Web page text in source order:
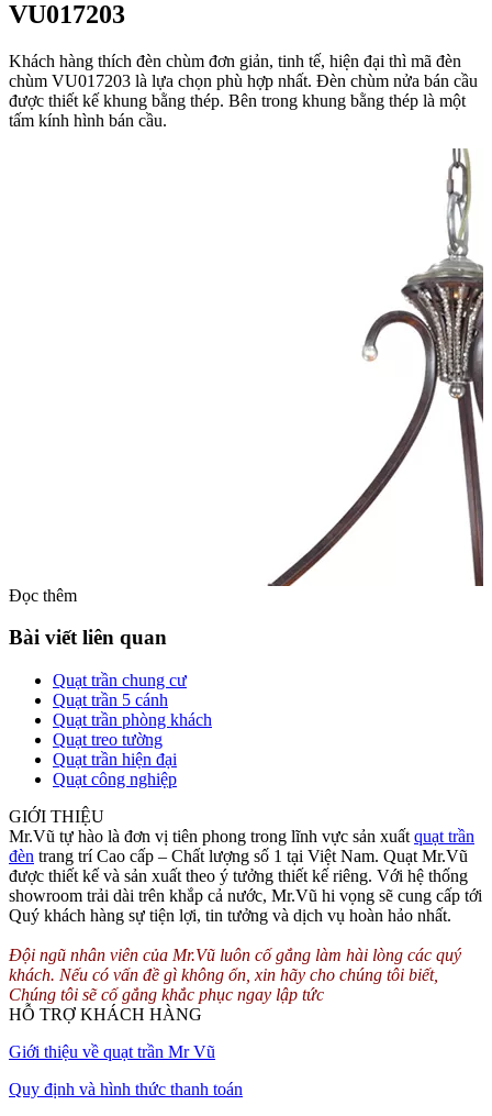
VU017203
Khách hàng thích đèn chùm đơn giản, tinh tế, hiện đại thì mã đèn
chùm VU017203 là lựa chọn phù hợp nhất. Đèn chùm nửa bán cầu
được thiết kế khung bằng thép. Bên trong khung bằng thép là một
tấm kính hình bán cầu.
Để có thể giữ được tấm kính tốt hơn bên ngoài có những sợi thép
được thiết kế hình số 8 uốn lượn. và trên những sợi dây thép này
được đính những viên pha lê màu trắng.
Kết nối giữa đèn chùm bằng kính với khung treo mà 3 tay khung
hình trụ tròn được đính hạt pha lê.
khung thép được sơn màu cổ là màu hơi nâu. Bên trong nửa bán cẩu
được lắp 3 bóng đèn đui E27 đảm bảo ánh sáng được chiếu sáng tốt
các dự án nhà hàng, khách sạn, nhà dân hãy liên hệ MR.VU để
Đọc thêm
Bài viết liên quan
Quạt trần chung cư
Quạt trần 5 cánh
Quạt trần phòng khách
Quạt treo tường
Quạt trần hiện đại
Quạt công nghiệp
GIỚI THIỆU
Mr.Vũ tự hào là đơn vị tiên phong trong lĩnh vực sản xuất quạt trần
đèn trang trí Cao cấp – Chất lượng số 1 tại Việt Nam. Quạt Mr.Vũ
được thiết kế và sản xuất theo ý tưởng thiết kế riêng. Với hệ thống
showroom trải dài trên khắp cả nước, Mr.Vũ hi vọng sẽ cung cấp tới
Quý khách hàng sự tiện lợi, tin tưởng và dịch vụ hoàn hảo nhất.
Đội ngũ nhân viên của Mr.Vũ luôn cố gắng làm hài lòng các quý
khách. Nếu có vấn đề gì không ổn, xin hãy cho chúng tôi biết,
Chúng tôi sẽ cố gắng khắc phục ngay lập tức
HỖ TRỢ KHÁCH HÀNG
Giới thiệu về quạt trần Mr Vũ
Quy định và hình thức thanh toán